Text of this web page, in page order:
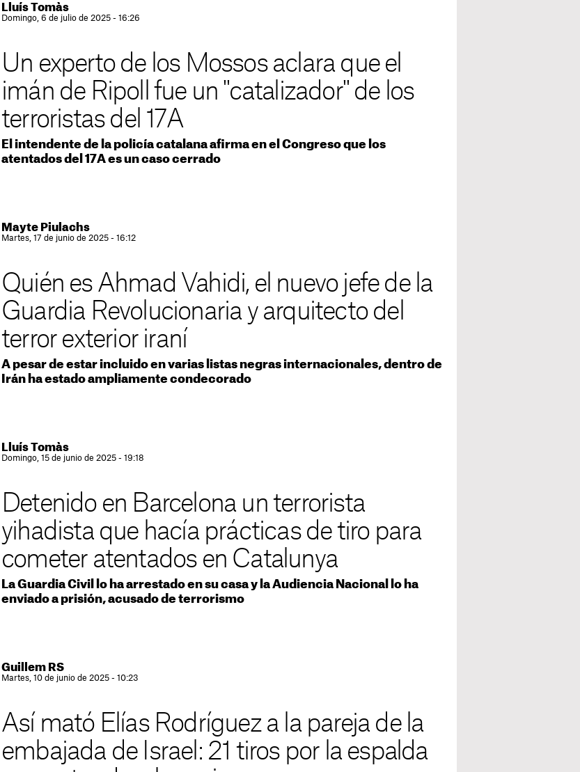
Lluís Tomàs
Domingo, 6 de julio de 2025 - 16:26
Un experto de los Mossos aclara que el
imán de Ripoll fue un "catalizador" de los
terroristas del 17A
El intendente de la policía catalana afirma en el Congreso que los
atentados del 17A es un caso cerrado
Mayte Piulachs
Martes, 17 de junio de 2025 - 16:12
Quién es Ahmad Vahidi, el nuevo jefe de la
Guardia Revolucionaria y arquitecto del
terror exterior iraní
A pesar de estar incluido en varias listas negras internacionales, dentro de
Irán ha estado ampliamente condecorado
Lluís Tomàs
Domingo, 15 de junio de 2025 - 19:18
Detenido en Barcelona un terrorista
yihadista que hacía prácticas de tiro para
cometer atentados en Catalunya
La Guardia Civil lo ha arrestado en su casa y la Audiencia Nacional lo ha
enviado a prisión, acusado de terrorismo
Guillem RS
Martes, 10 de junio de 2025 - 10:23
Así mató Elías Rodríguez a la pareja de la
embajada de Israel: 21 tiros por la espalda